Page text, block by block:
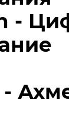
-
-